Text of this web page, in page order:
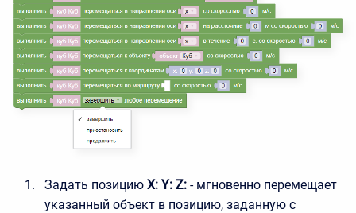
Задать позицию X: Y: Z: - мгновенно перемещает
указанный объект в позицию, заданную с